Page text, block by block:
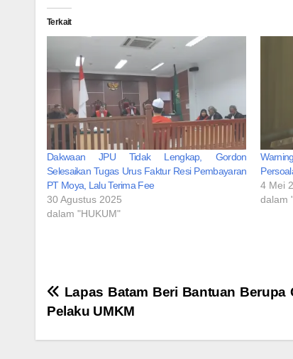
Terkait
Dakwaan JPU Tidak Lengkap, Gordon
Selesaikan Tugas Urus Faktur Resi Pembayaran
PT Moya, Lalu Terima Fee
30 Agustus 2025
dalam "HUKUM"
4 Mei
dalam
Navigasi
Lapas Batam Beri Bantuan Berupa
Pelaku UMKM